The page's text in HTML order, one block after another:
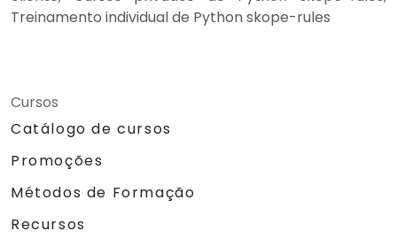
Treinamento individual de Python skope-rules
Cursos
Catálogo de cursos
Promoções
Métodos de Formação
Recursos